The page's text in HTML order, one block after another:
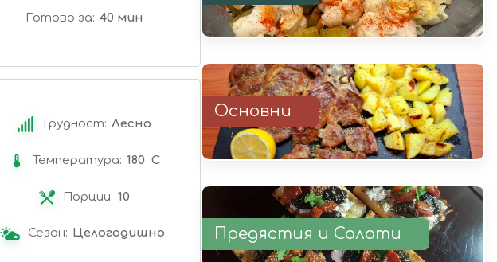
Готово за 40 мин
Трудност: Лесно
Температура: 180 C
Порции: 10
Сезон: Целогодишно
Основни
Предястия и Салати